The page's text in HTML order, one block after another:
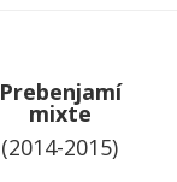
Prebenjamí
mixte
(2014-2015)